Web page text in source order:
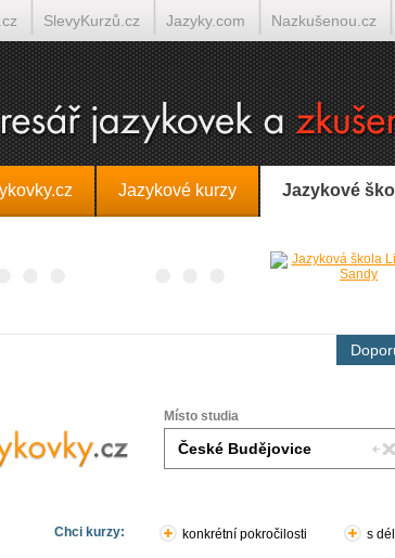
Jazykové kurzy Jazykové
Místo studia
Chci kurzy: konkrétní pokročilosti s
SlevyKurzů.cz Jazyky.com Nazkušenou.cz
Překládá.cz Tlumočí.cz